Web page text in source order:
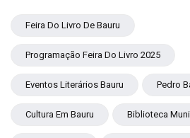
Feira Do Livro De Bauru
Programação Feira Do Livro 2025
Eventos Literários Bauru Pedro
Cultura Em Bauru Biblioteca